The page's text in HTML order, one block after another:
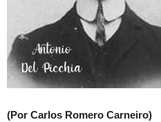
(Por Carlos Romero Carneiro)